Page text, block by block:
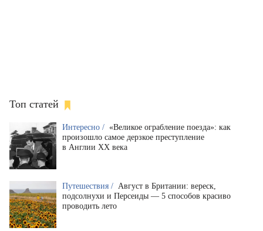
Топ статей
Интересно / «Великое ограбление поезда»: как
произошло самое дерзкое преступление
в Англии XX века
Путешествия / Август в Британии: вереск,
подсолнухи и Персеиды — 5 способов красиво
проводить лето